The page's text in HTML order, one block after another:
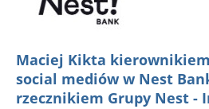
Maciej Kikta kierownikiem
social mediów w Nest
rzecznikiem Grupy Nest -